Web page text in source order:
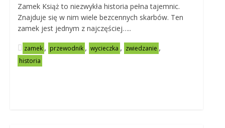
Zamek Książ to niezwykła historia pełna tajemnic.
Znajduje się w nim wiele bezcennych skarbów. Ten
zamek jest jednym z najczęściej…..
zamek , przewodnik , wycieczka , zwiedzanie ,
historia